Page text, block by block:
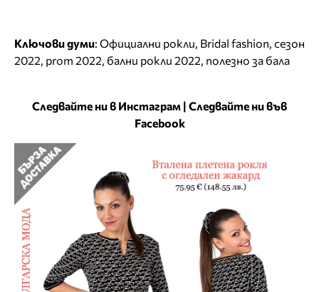
Ключови думи: Официални рокли, Bridal fashion, сезон
2022, prom 2022, бални рокли 2022, полезно за бала
Следвайте ни в Инстаграм | Следвайте ни във
Facebook